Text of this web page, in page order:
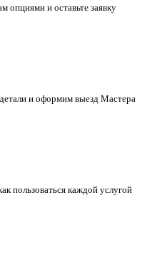
и оставьте заявку
и оформим выезд Мастера
пользоваться каждой услугой